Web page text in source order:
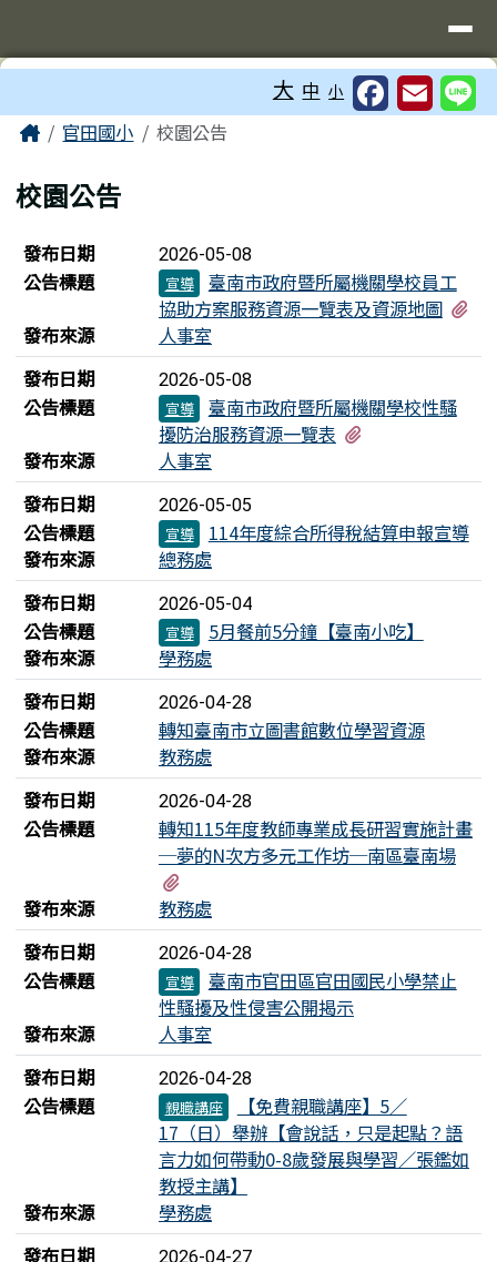
大 中 小
主內容區域
Home官田國小 校園公告
校園公告
新聞列表
發布日期 2026-05-08
公告標題 宣導
臺南市政府暨所屬機關學校員工
協助方案服務資源一覽表及資源地圖
發布來源
人事室
發布日期
2026-05-08
公告標題 宣導
臺南市政府暨所屬機關學校性騷
擾防治服務資源一覽表
發布來源
人事室
發布日期
2026-05-05
公告標題 宣導
114年度綜合所得稅結算申報宣導
發布來源
總務處
發布日期
2026-05-04
公告標題 宣導
5月餐前5分鐘【臺南小吃】
發布來源
學務處
發布日期
2026-04-28
公告標題
轉知臺南市立圖書館數位學習資源
發布來源
教務處
發布日期
2026-04-28
公告標題
轉知115年度教師專業成長研習實施計畫
─夢的N次方多元工作坊─南區臺南場
發布來源
教務處
發布日期
2026-04-28
公告標題 宣導
臺南市官田區官田國民小學禁止
性騷擾及性侵害公開揭示
發布來源
人事室
發布日期
2026-04-28
公告標題 親職講座
【免費親職講座】5／
17（日）舉辦【會說話，只是起點？語
言力如何帶動0-8歲發展與學習／張鑑如
教授主講】
發布來源
學務處
發布日期
2026-04-27
頁尾區域